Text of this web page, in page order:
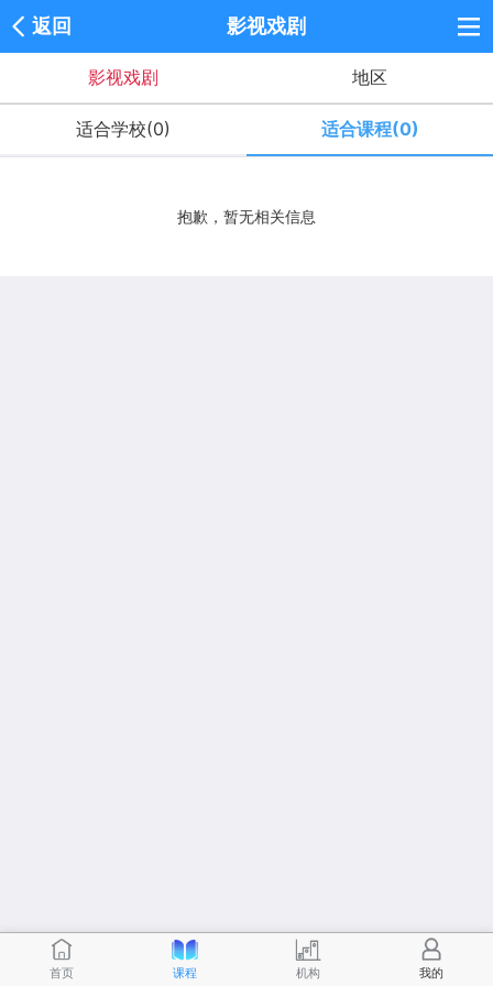
返回 影视戏剧
影视戏剧 地区
适合学校(0) 适合课程(0)
抱歉，暂无相关信息
首页 课程 机构 我的